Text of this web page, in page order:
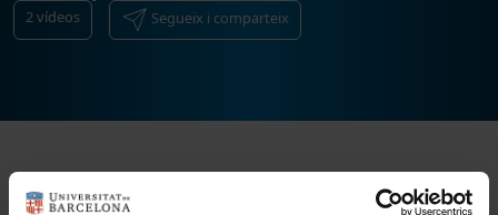
2vídeos Segueix i comparteix
Ordenar